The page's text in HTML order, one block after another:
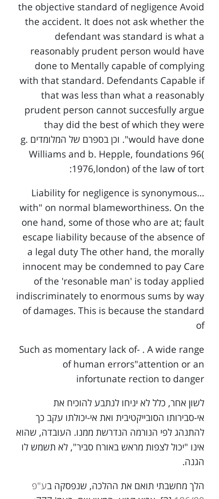
the objective standard of negligence Avoid
the accident. It does not ask whether the
defendant was standard is what a
reasonably prudent person would have
done to Mentally capable of complying
with that standard. Defendants Capable if
that was less than what a reasonably
prudent person cannot succesfully argue
thay did the best of which they were
."would have done וכן בספרם של המלומדים g.
Williams and b. Hepple, foundations 96(
1976,london) of the law of tort:
…Liability for negligence is synonymous
with" on normal blameworthiness. On the
one hand, some of those who are at; fault
escape liability because of the absence of
a legal duty The other hand, the morally
innocent may be condemned to pay Care
of the 'resonable man' is today applied
indiscriminately to enormous sums by way
of damages. This is because the standard
of
Such as momentary lack of- . A wide range
of human errors"attention or an
infortunate rection to danger
לשון אחר, כלל לא יניחו לנתבע להוכיח את
אי-סבירותו הסובייקטיבית ואת אי-יכולתו עקב כך
להתנהג לפי הנורמה הנדרשת ממנו. העובדה, שהוא
אינו "יכול לצפות מראש באורח סביר", לא תשמש לו
הגנה.
הלך מחשבתי תואם את ההלכה, שנפסקה בע"פ